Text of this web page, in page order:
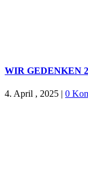
WIR GEDENKEN
4. April , 2025 | 0